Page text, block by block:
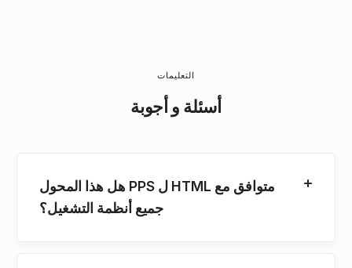
التعليمات
أسئلة و أجوبة
هل هذا المحول PPS ل HTML متوافق مع
جميع أنظمة التشغيل؟